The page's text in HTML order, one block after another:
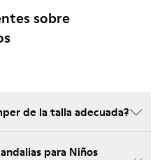
sobre
de la talla adecuada?
para Niños